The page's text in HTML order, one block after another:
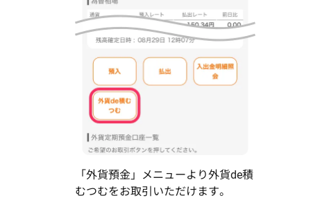
「外貨預金」メニューより外貨de積
むつむをお取引いただけます。